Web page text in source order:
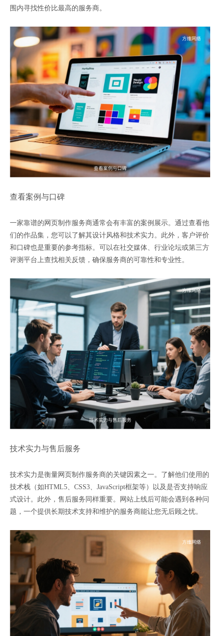
围内寻找性价比最高的服务商。
查看案例与口碑
一家靠谱的网页制作服务商通常会有丰富的案例展示。通过查看他
们的作品集，您可以了解其设计风格和技术实力。此外，客户评价
和口碑也是重要的参考指标。可以在社交媒体、行业论坛或第三方
评测平台上查找相关反馈，确保服务商的可靠性和专业性。
技术实力与售后服务
技术实力是衡量网页制作服务商的关键因素之一。了解他们使用的
技术栈（如HTML5、CSS3、JavaScript框架等）以及是否支持响应
式设计。此外，售后服务同样重要。网站上线后可能会遇到各种问
题，一个提供长期技术支持和维护的服务商能让您无后顾之忧。